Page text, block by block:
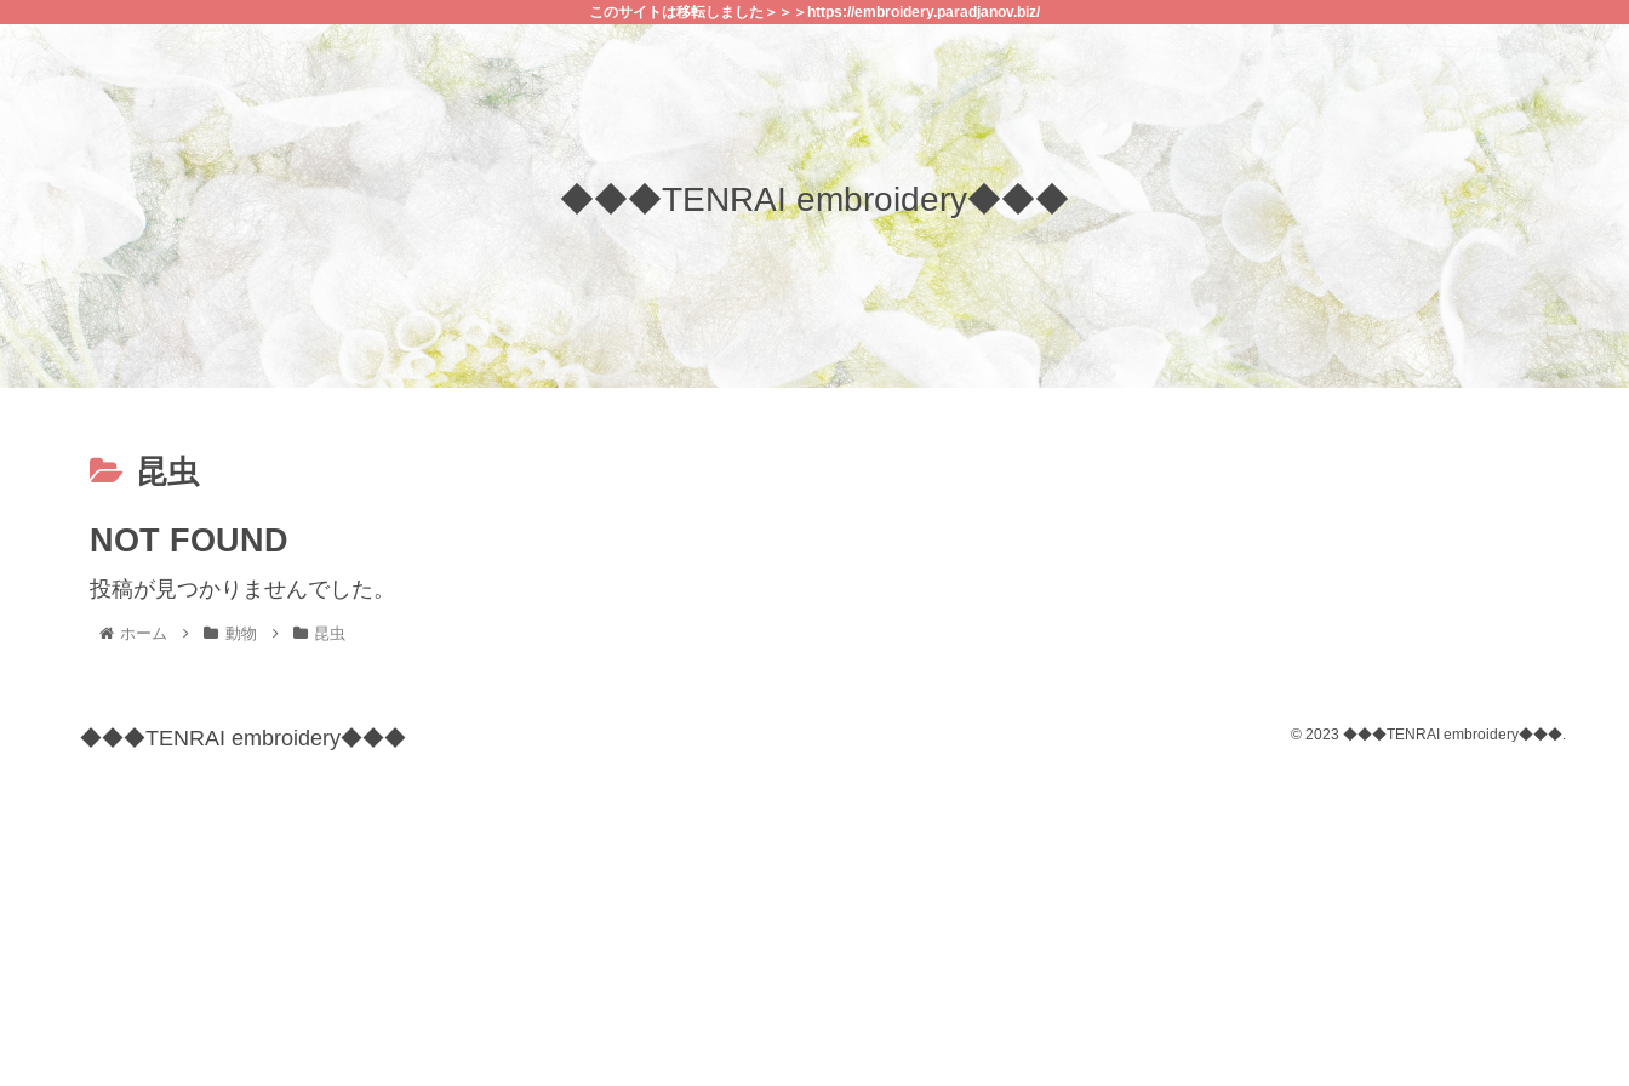
このサイトは移転しました＞＞＞https://embroidery.paradjanov.biz/
◆◆◆TENRAI embroidery◆◆◆
昆虫
NOT FOUND
投稿が見つかりませんでした。
ホーム 動物 昆虫
◆◆◆TENRAI embroidery◆◆◆ © 2023 ◆◆◆TENRAI embroidery◆◆◆.